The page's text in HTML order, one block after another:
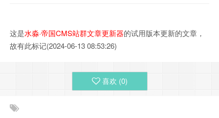
这是水淼·帝国CMS站群文章更新器的试用版本更新的文章，
故有此标记(2024-06-13 08:53:26)
喜欢 (0)